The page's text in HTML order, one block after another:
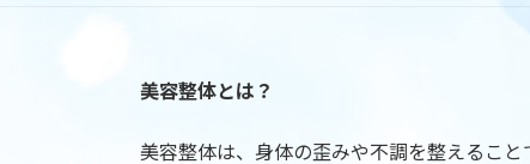
美容整体とは？
美容整体は、身体の歪みや不調を整えるこ